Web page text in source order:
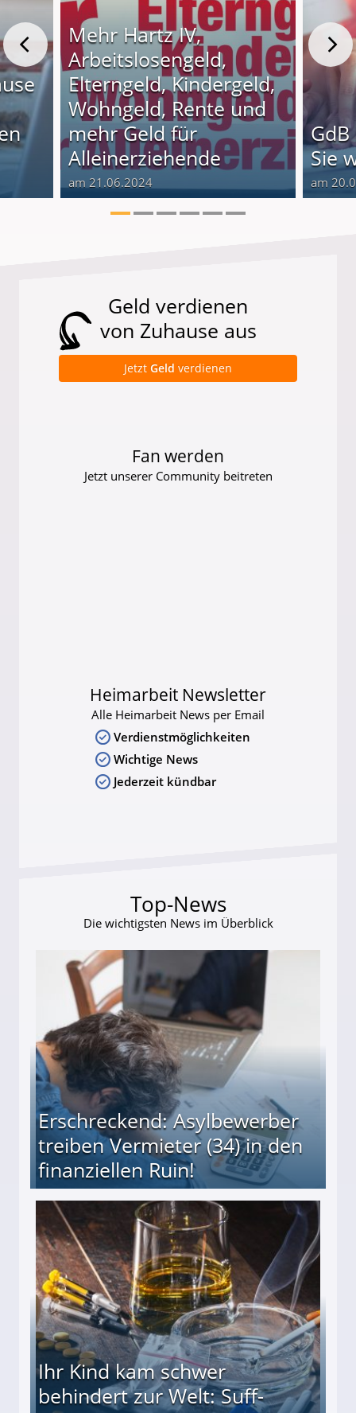
Mehr Hartz IV,
Arbeitslosengeld,
Elterngeld, Kindergeld,
Wohngeld, Rente und
mehr Geld für
Alleinerziehende
am 21.06.2024
Sie
am
Geld verdienen
von Zuhause aus
Jetzt Geld verdienen
Fan werden
Jetzt unserer Community beitreten
Heimarbeit Newsletter
Alle Heimarbeit News per Email
Verdienstmöglichkeiten
Wichtige News
Jederzeit kündbar
Top-News
Die wichtigsten News im Überblick
Erschreckend: Asylbewerber
treiben Vermieter (34) in den
finanziellen Ruin!
(34) in den finanziellen Ruin!
Ihr Kind kam schwer
behindert zur Welt: Suff-